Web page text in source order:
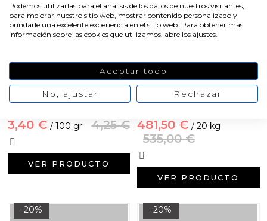
Ortiga verde hoja
3,40 € / 100 gr 4,25 €
VER PRODUCTO
Lavanda flores por mayor
481,50 € / 20 kg
535,00 €
VER PRODUCTO
-20% -20%
Podemos utilizarlas para el análisis de los datos de nuestros visitantes,
para mejorar nuestro sitio web, mostrar contenido personalizado y
brindarle una excelente experiencia en el sitio web. Para obtener más
información sobre las cookies que utilizamos, abre los ajustes.
Aceptar todo
No, ajustar Rechazar